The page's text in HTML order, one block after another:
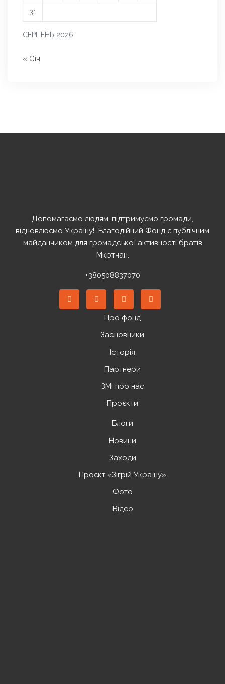
СЕРПЕНЬ 2026
31
« Січ
Допомагаємо людям, підтримуємо громади,
відновлюємо Україну! ️ Благодійний Фонд є публічним
майданчиком для громадської активності братів
Мкртчан.
+380508837070
Про фонд
Засновники
Історія
Партнери
ЗМІ про нас
Проєкти
Блоги
Новини
Заходи
Проєкт «Зігрій Україну»
Фото
Відео